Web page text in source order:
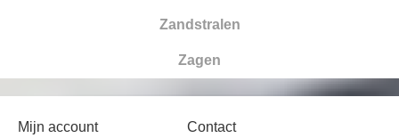
Zandstralen
Zagen
Mijn account
Contact